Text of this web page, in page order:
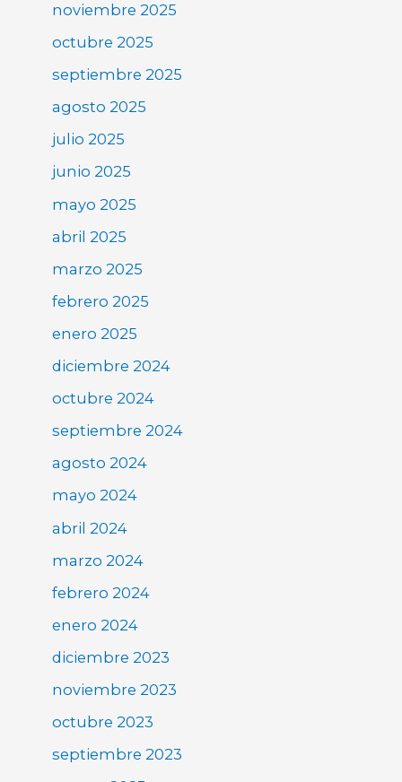
noviembre 2025
octubre 2025
septiembre 2025
agosto 2025
julio 2025
junio 2025
mayo 2025
abril 2025
marzo 2025
febrero 2025
enero 2025
diciembre 2024
octubre 2024
septiembre 2024
agosto 2024
mayo 2024
abril 2024
marzo 2024
febrero 2024
enero 2024
diciembre 2023
noviembre 2023
octubre 2023
septiembre 2023